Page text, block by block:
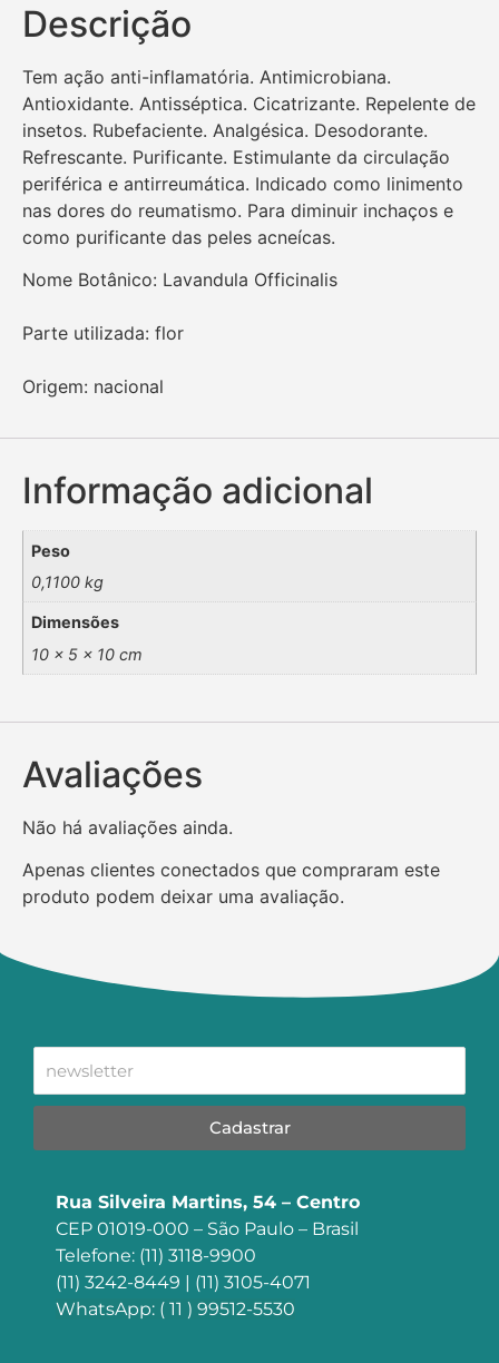
Descrição
Tem ação anti-inflamatória. Antimicrobiana.
Antioxidante. Antisséptica. Cicatrizante. Repelente de
insetos. Rubefaciente. Analgésica. Desodorante.
Refrescante. Purificante. Estimulante da circulação
periférica e antirreumática. Indicado como linimento
nas dores do reumatismo. Para diminuir inchaços e
como purificante das peles acneícas.
Nome Botânico: Lavandula Officinalis
Parte utilizada: flor
Origem: nacional
Informação adicional
Peso
0,1100 kg
Dimensões
10 × 5 × 10 cm
Avaliações
Não há avaliações ainda.
Apenas clientes conectados que compraram este
produto podem deixar uma avaliação.
Cadastrar
Rua Silveira Martins, 54 – Centro
CEP 01019-000 – São Paulo – Brasil
Telefone: (11) 3118-9900
(11) 3242-8449 | (11) 3105-4071
WhatsApp: ( 11 ) 99512-5530